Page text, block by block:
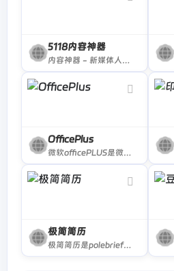
5118内容神器
内容神器 - 新媒体人的标配，以大数据支持内容工作
OfficePlus
微软officePLUS是微软官方在线ppt模板、插件网站，提供各类PPT模板、PPT模板免费下载、PPT素材、求职简历PPT、教学课件PPT、营销策划PPT、PPT模板页、PPT关系图、PPT图表
极简简历
极简简历是polebrief简历一个专业免费的个人简历制作平台。在线简历引领者，带给你不一样的体验，拥有专业简历模板，为求职者提供专业极简的简历模板，三分钟制作一份简历，可随时随地将在线制作的简历下载为图片、PDF、Word格式文件。